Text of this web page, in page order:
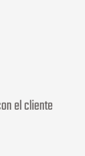
el cliente